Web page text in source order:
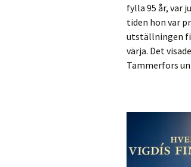
fylla 95 år, var
tiden hon var
utställningen
värja. Det
Tammerfors